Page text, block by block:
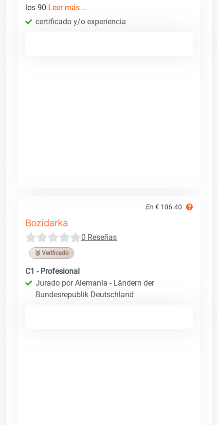
los 90 Leer más ...
certificado y/o experiencia
En € 106.40
Bozidarka
0 Reseñas
🥉 Verificado
C1 - Profesional
Jurado por Alemania - Ländern der
Bundesrepublik Deutschland